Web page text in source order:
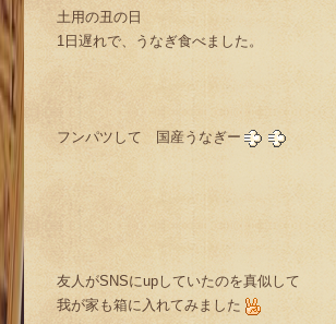
土用の丑の日
1日遅れで、うなぎ食べました。
フンパツして 国産うなぎー
友人がSNSにupしていたのを真似して
我が家も箱に入れてみました